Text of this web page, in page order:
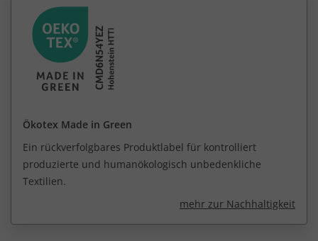
Ökotex Made in Green
Ein rückverfolgbares Produktlabel für kontrolliert
produzierte und humanökologisch unbedenkliche
Textilien.
mehr zur Nachhaltigkeit